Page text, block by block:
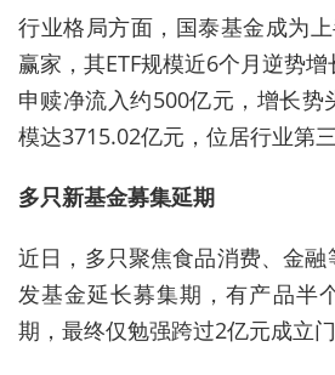
行业格局方面，国泰基金成为
赢家，其ETF规模近6个月逆势
申赎净流入约500亿元，增长势
模达3715.02亿元，位居行业第三
多只新基金募集延期
近日，多只聚焦食品消费、金
发基金延长募集期，有产品半
期，最终仅勉强跨过2亿元成立门